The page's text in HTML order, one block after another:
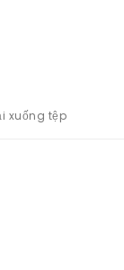
xuống tệp